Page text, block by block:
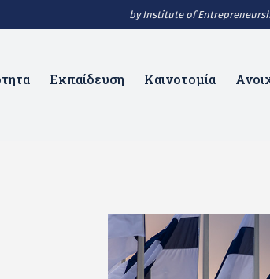
by Institute of
Εκπαίδευση Καινοτομία